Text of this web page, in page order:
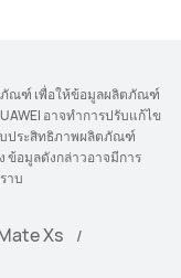
ภัณฑ์ เพื่อให้ข้อมูลผลิตภัณฑ์
อาจทำการปรับแก้ไข
บประสิทธิภาพผลิตภัณฑ์
ข้อมูลดังกล่าวอาจมีการ
าบ
Xs